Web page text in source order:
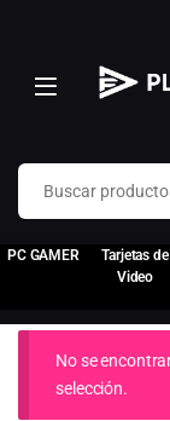
Buscar por:
PC GAMER
Tarjetas de
Video
No se
selección.